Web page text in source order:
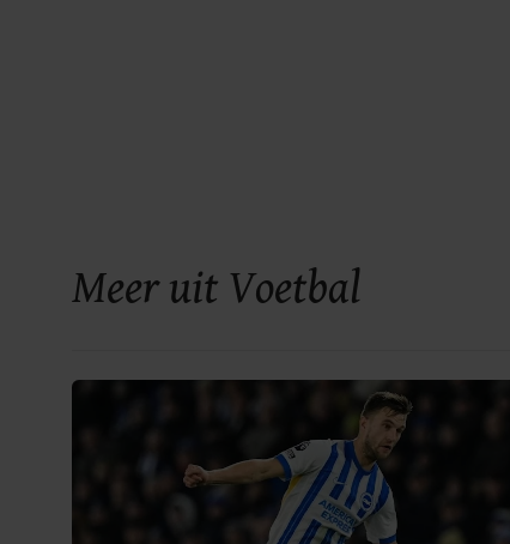
Meer uit Voetbal